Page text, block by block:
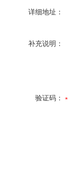
详细地址：
补充说明：
验证码：